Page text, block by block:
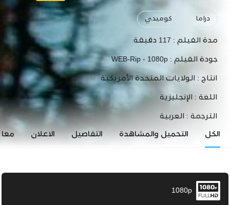
دراما كوميدي
مدة الفيلم : 117 دقيقة
جودة الفيلم : WEB-Rip - 1080p
انتاج : الولايات المتحدة الأمريكية
اللغة : الإنجليزية
الترجمة : العربية
الكل التحميل والمشاهدة التفاصيل الاعلان
1080p